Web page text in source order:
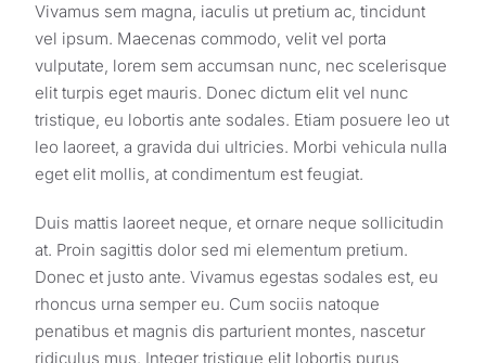
Vivamus sem magna, iaculis ut pretium ac, tincidunt
vel ipsum. Maecenas commodo, velit vel porta
vulputate, lorem sem accumsan nunc, nec scelerisque
elit turpis eget mauris. Donec dictum elit vel nunc
tristique, eu lobortis ante sodales. Etiam posuere leo ut
leo laoreet, a gravida dui ultricies. Morbi vehicula nulla
eget elit mollis, at condimentum est feugiat.
Duis mattis laoreet neque, et ornare neque sollicitudin
at. Proin sagittis dolor sed mi elementum pretium.
Donec et justo ante. Vivamus egestas sodales est, eu
rhoncus urna semper eu. Cum sociis natoque
penatibus et magnis dis parturient montes, nascetur
ridiculus mus. Integer tristique elit lobortis purus